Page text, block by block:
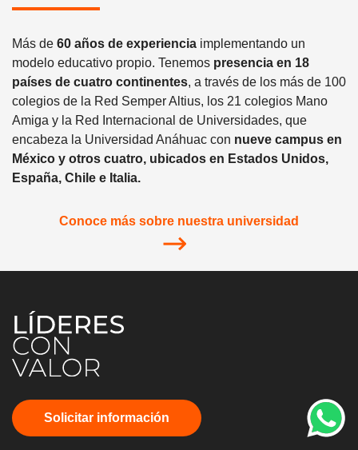
Más de 60 años de experiencia implementando un
modelo educativo propio. Tenemos presencia en 18
países de cuatro continentes, a través de los más de 100
colegios de la Red Semper Altius, los 21 colegios Mano
Amiga y la Red Internacional de Universidades, que
encabeza la Universidad Anáhuac con nueve campus en
México y otros cuatro, ubicados en Estados Unidos,
España, Chile e Italia.
Conoce más sobre nuestra universidad
Diplomados
Solicitar información